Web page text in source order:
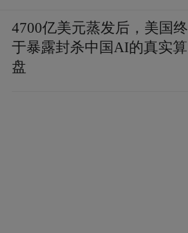
4700亿美元蒸发后，美国终
于暴露封杀中国AI的真实算
盘